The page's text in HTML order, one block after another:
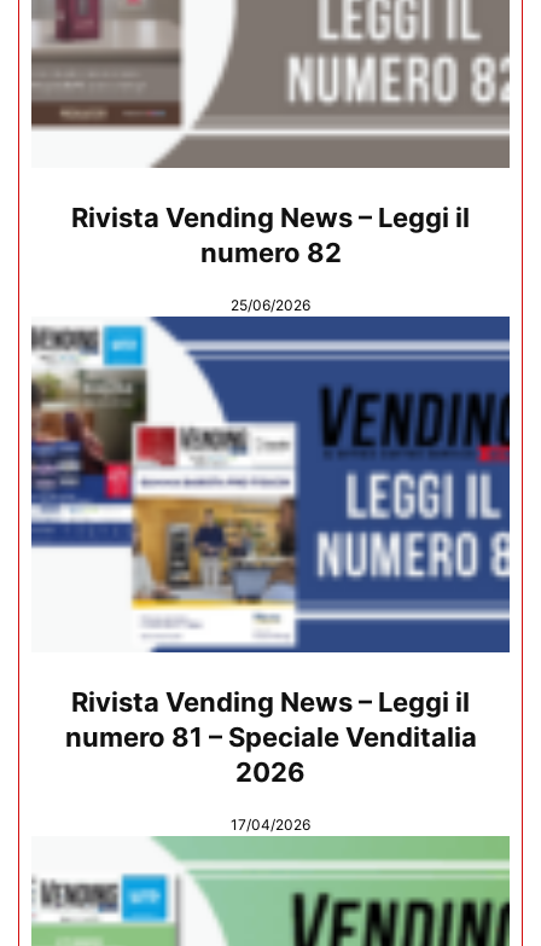
Rivista Vending News – Leggi il
numero 82
25/06/2026
Rivista Vending News – Leggi il
numero 81 – Speciale Venditalia
2026
17/04/2026